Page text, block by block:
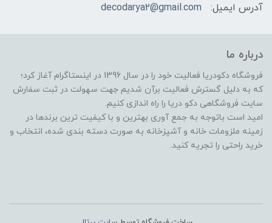
آدرس ایمیل:
decodarya2@gmail.com
درباره ما
فروشگاه دکودریا فعالیت خود را در سال 1396 در اینستاگرام آغاز کرد؛
که به دلیل گسترش فعالیت برآن شدیم جهت سهولت در ثبت سفارش
سایت فروشگاهی دکو دریا را راه اندازی کنیم.
امید است باتوجه به جمع آوری بهترین و با کیفیت ترین برندها در
زمینه ملزومات خانه و آشپزخانه به صورت دسته بندی شده، انتخاب و
خرید راحتی را تجریه کنید.